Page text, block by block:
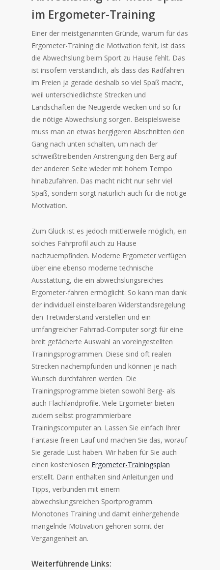
im Ergometer-Training
Einer der meistgenannten Gründe, warum für das
Ergometer-Training die Motivation fehlt, ist dass
die Abwechslung beim Sport zu Hause fehlt. Das
ist insofern verständlich, als dass das Radfahren
im Freien ja gerade deshalb so viel Spaß macht,
weil unterschiedlichste Strecken und
Landschaften die Neugierde wecken und so für
die nötige Abwechslung sorgen. Beispielsweise
muss man an etwas bergigeren Abschnitten den
Gang nach unten schalten, um nach der
schweißtreibenden Anstrengung den Berg auf
der anderen Seite wieder mit hohem Tempo
hinabzufahren. Das macht nicht nur sehr viel
Spaß, sondern sorgt natürlich auch für die nötige
Motivation.
Zum Glück ist es jedoch mittlerweile möglich, ein
solches Fahrprofil auch zu Hause
nachzuempfinden. Moderne Ergometer verfügen
über eine ebenso moderne technische
Ausstattung, die ein abwechslungsreiches
Ergometer-fahren ermöglicht. So kann man dank
der individuell einstellbaren Widerstandsregelung
den Tretwiderstand verstellen und ein
umfangreicher Fahrrad-Computer sorgt für eine
breit gefächerte Auswahl an voreingestellten
Trainingsprogrammen. Diese sind oft realen
Strecken nachempfunden und können je nach
Wunsch durchfahren werden. Die
Trainingsprogramme bieten sowohl Berg- als
auch Flachlandprofile. Viele Ergometer bieten
zudem selbst programmierbare
Trainingscomputer an. Lassen Sie einfach Ihrer
Fantasie freien Lauf und machen Sie das, worauf
Sie gerade Lust haben. Wir haben für Sie auch
einen kostenlosen Ergometer-Trainingsplan
erstellt. Darin enthalten sind Anleitungen und
Tipps, verbunden mit einem
abwechslungsreichen Sportprogramm.
Monotones Training und damit einhergehende
mangelnde Motivation gehören somit der
Vergangenheit an.
Weiterführende Links: